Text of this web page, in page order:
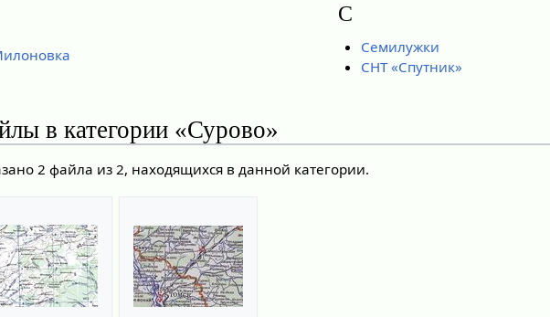
С
Семилужки
СНТ «Спутник»
в категории «Сурово»
2 файла из 2, находящихся в данной категории.